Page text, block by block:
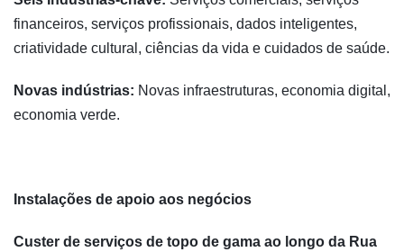
financeiros, serviços profissionais, dados inteligentes,
criatividade cultural, ciências da vida e cuidados de saúde.
Novas indústrias: Novas infraestruturas, economia digital,
economia verde.
Instalações de apoio aos negócios
Custer de serviços de topo de gama ao longo da Rua